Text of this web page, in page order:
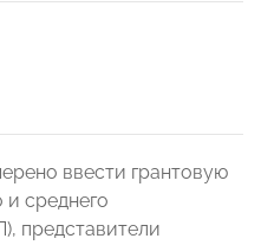
ввести грантовую
среднего
представители